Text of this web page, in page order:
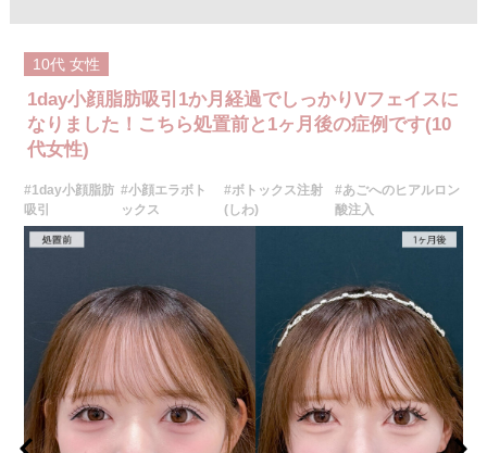
一時的に生じることがございます。また、稀に貧血、細菌感染症、左右
などを生じることがございます。
費用：272,800円〜1,408,000円(税込)
オプション：笑気麻酔 3,300円(税込)
施術名：ナゾラビアルファット除去術
施術内容：ほうれい線とゴルゴライン(ゴルゴ線)の間に存在する縦長のナゾ
施術です。切開した箇所は医療用の溶ける糸で縫合します。口腔内から脂
肪を取り除くため、傷跡はお顔の表面にはできません。ほうれい線のシワ
を改善・予防する効果が期待できます。
施術時間：約20～30分程
差、施術箇所の知覚鈍麻、へこみ、頬がこける、たるみ、硬結、瘢痕化、
色素沈着、脂肪塞栓などを生じることがございます。
費用：両側 272,800円(税込)
オプション：笑気麻酔 3,300円(税込)
施術時間：約10分程
リスク、副作用：施術後に腫れ、赤み、内出血、痛み、突っ張り感などが
生じることがありますが、通常は数日〜1週間程度で徐々に軽快します。ま
た、稀にアレルギー反応、細菌感染、血管閉塞、しこり（硬化）や小さな
結節が生じる可能性があります。施術後1〜2週間程度は、注入部位を強く
押したりマッサージしたりすることはお控えください。
費用：
レスチレンリフト※横浜院限定 76,800円(税込)
ジュビダームビスタウルトラXC 109,800円(税込)
クレヴィエルコントア 109,800円(税込)
ボリューマ 131,800円(税込)
施術名：ヒアルロン酸注射(シワ)
施術内容：加齢や表情のクセなどによって刻まれたしわに対し、ヒアルロ
ン酸を皮下に注入することで、皮膚の内側からふくらみを持たせてしわを
目立たなくさせる施術です。法令線や口元、額、眉間など部位に応じて適
切な製剤と注入量を選び、自然なボリューム感と輪郭の整った仕上がりを
目指します。ダウンタイムが比較的少なく、即時的な効果を実感しやすい
のが特徴です。
施術時間：注入箇所数により異なりますが、約15～30分程です。
リスク、副作用：腫れ、赤み、内出血、痛み、突っ張り感などが生じるこ
10代 女性
1day小顔脂肪吸引1か月経過でしっかりVフェイスに
なりました！こちら処置前と1ヶ月後の症例です(10
代女性)
#1day小顔脂肪
吸引
#小顔エラボト
ックス
#ボトックス注射
(しわ)
#あごへのヒアルロン
酸注入